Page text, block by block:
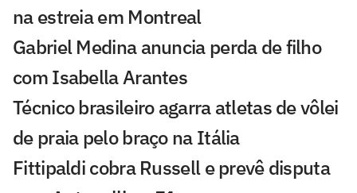
na estreia em Montreal
Gabriel Medina anuncia perda de filho
com Isabella Arantes
Técnico brasileiro agarra atletas de vôlei
de praia pelo braço na Itália
Fittipaldi cobra Russell e prevê disputa